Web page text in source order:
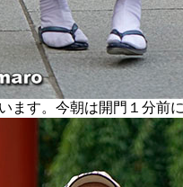
ます。今朝は開門１分前